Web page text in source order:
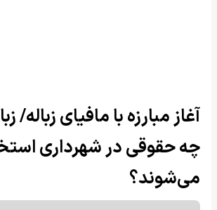
آغاز مبارزه با مافیای زباله/
چه حقوقی در شهرداری
می‌شوند؟